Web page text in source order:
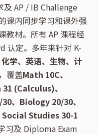
AP / IB Challenge
课内同步学习和课外强
教材。所有 AP 课程经
认定。多年来针对 K-
学、英语、生物、计
覆盖Math 10C、
(Calculus)、
、Biology 20/30、
Studies 30-1
习及 Diploma Exam